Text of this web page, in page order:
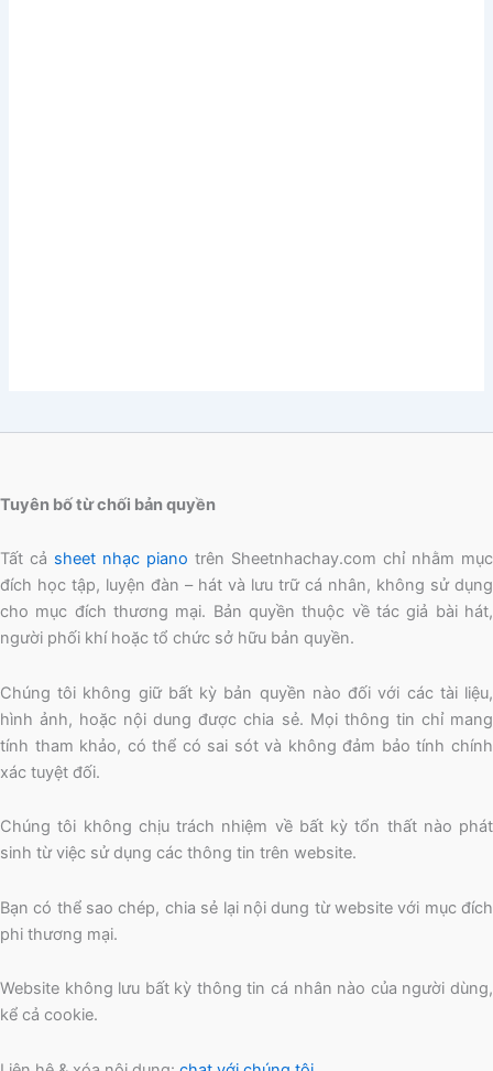
Tuyên bố từ chối bản quyền
Tất cả sheet nhạc piano trên Sheetnhachay.com chỉ nhằm mục
đích học tập, luyện đàn – hát và lưu trữ cá nhân, không sử dụng
cho mục đích thương mại. Bản quyền thuộc về tác giả bài hát,
người phối khí hoặc tổ chức sở hữu bản quyền.
Chúng tôi không giữ bất kỳ bản quyền nào đối với các tài liệu,
hình ảnh, hoặc nội dung được chia sẻ. Mọi thông tin chỉ mang
tính tham khảo, có thể có sai sót và không đảm bảo tính chính
xác tuyệt đối.
Chúng tôi không chịu trách nhiệm về bất kỳ tổn thất nào phát
sinh từ việc sử dụng các thông tin trên website.
Bạn có thể sao chép, chia sẻ lại nội dung từ website với mục đích
phi thương mại.
Website không lưu bất kỳ thông tin cá nhân nào của người dùng,
kể cả cookie.